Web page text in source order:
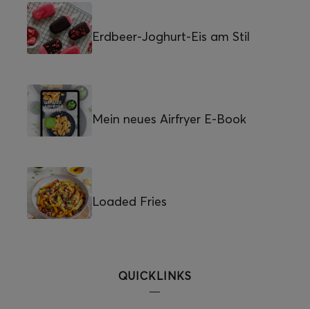
Erdbeer-Joghurt-Eis am Stil
Mein neues Airfryer E-Book
Loaded Fries
QUICKLINKS